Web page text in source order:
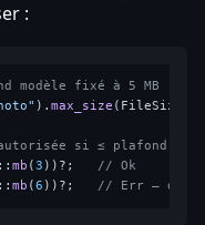
:
modèle fixé à 5 MB
).max_size (FileSize::
si ≤ plafond
mb (3 ))?; // Ok
mb (6 ))?; // Err —